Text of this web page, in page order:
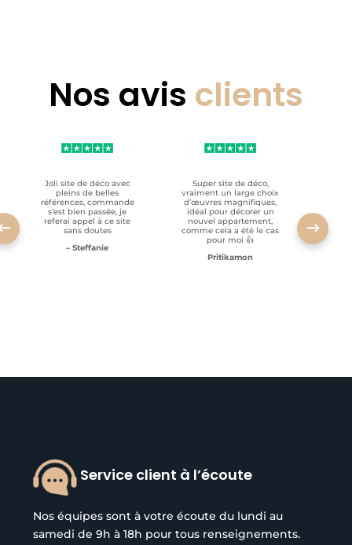
Nos avis clients
Joli site de déco avec
pleins de belles
références, commande
s’est bien passée, je
referai appel à ce site
sans doutes
– Steffanie
Super site de déco,
vraiment un large choix
d’œuvres magnifiques,
idéal pour décorer un
nouvel appartement,
comme cela a été le cas
pour moi 👍
Pritikamon
Service client à l’écoute
Nos équipes sont à votre écoute du lundi au
samedi de 9h à 18h pour tous renseignements.